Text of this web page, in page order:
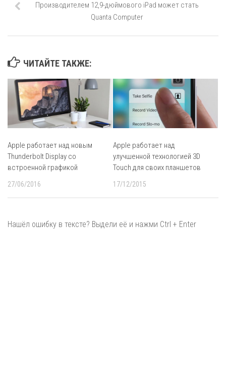
Производителем 12,9-дюймового iPad может стать
Quanta Computer
ЧИТАЙТЕ ТАКЖЕ:
Apple работает над новым
Thunderbolt Display со
встроенной графикой
27/06/2016
Apple работает над
улучшенной технологией 3D
Touch для своих планшетов
17/12/2015
Нашёл ошибку в тексте? Выдели её и нажми Ctrl + Enter